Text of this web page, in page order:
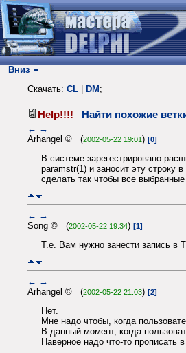
Вниз
Скачать: CL DM ;
Help!!!! Найти похожие
← →
Arhangel © (2002-05-22 19:01) [0]
В системе зарегестрировано
paramstr(1) и заносит эту строку
сделать так чтобы все
← →
Song © (2002-05-22 19:34) [1]
Т.е. Вам нужно занести запись в
← →
Arhangel © (2002-05-22 21:03) [2]
Нет.
Мне надо чтобы, когда
В данный момент, когда
Наверное надо что-то